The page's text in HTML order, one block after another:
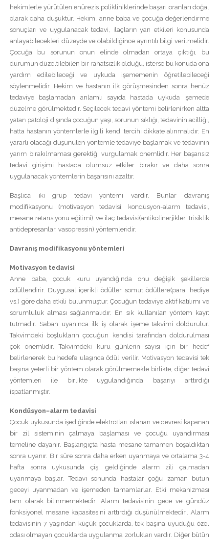
hekimlerle yürütülen enürezis polikliniklerinde başarı oranları doğal
olarak daha düşüktür. Hekim, anne baba ve çocuğa değerlendirme
sonuçları ve uygulanacak tedavi, ilaçların yan etkileri konusunda
anlayabilecekleri düzeyde ve olabildiğince ayrıntılı bilgi verilmelidir.
Çocuğa bu sorunun onun elinde olmadan ortaya çıktığı, bu
durumun düzeltilebilen bir rahatsızlık olduğu, isterse bu konuda ona
yardım edilebileceği ve uykuda işememenin öğretilebileceği
söylenmelidir. Hekim ve hastanın ilk görüşmesinden sonra henüz
tedaviye başlamadan anlamlı sayıda hastada uykuda işemede
düzelme görülmektedir. Seçilecek tedavi yöntemi belirlenirken altta
yatan patoloji dışında çocuğun yaşı, sorunun sıklığı, tedavinin acilliği,
hatta hastanın yöntemlerle ilgili kendi tercihi dikkate alınmalıdır. En
yararlı olacağı düşünülen yöntemle tedaviye başlamak ve tedavinin
yarım bırakılmaması gerektiği vurgulamak önemlidir. Her başarısız
tedavi girişimi hastada olumsuz etkiler bırakır ve daha sonra
uygulanacak yöntemlerin başarısını azaltır.
Başlıca iki grup tedavi yöntemi vardır. Bunlar davranış
modifikasyonu (motivasyon tedavisi, kondüsyon-alarm tedavisi,
mesane retansiyonu eğitimi) ve ilaç tedavisi(antikolinerjikler, trisiklik
antidepresanlar, vasopressin) yöntemleridir.
Davranış modifikasyonu yöntemleri
Motivasyon tedavisi
Anne baba, çocuk kuru uyandığında onu değişik şekillerde
ödüllendirir. Duygusal içerikli ödüller somut ödüllere(para, hediye
vs.) göre daha etkili bulunmuştur. Çocuğun tedaviye aktif katılımı ve
sorumluluk alması sağlanmalıdır. En sık kullanılan yöntem kayıt
tutmadır. Sabah uyanınca ilk iş olarak işeme takvimi doldurulur.
Takvimdeki boşlukların çocuğun kendisi tarafından doldurulması
çok önemlidir. Takvimdeki kuru günlerin sayısı için bir hedef
belirlenerek bu hedefe ulaşınca ödül verilir. Motivasyon tedavisi tek
başına yeterli bir yöntem olarak görülmemekle birlikte, diğer tedavi
yöntemleri ile birlikte uygulandığında başarıyı arttırdığı
ispatlanmıştır.
Kondüsyon–alarm tedavisi
Çocuk uykusunda işediğinde elektrotları ıslanan ve devresi kapanan
bir zil sisteminin çalmaya başlaması ve çocuğu uyandırması
temeline dayanır. Başlangıçta hasta mesane tamamen boşaldıktan
sonra uyanır. Bir süre sonra daha erken uyanmaya ve ortalama 3-4
hafta sonra uykusunda çişi geldiğinde alarm zili çalmadan
uyanmaya başlar. Tedavi sonunda hastalar çoğu zaman bütün
geceyi uyanmadan ve işemeden tamamlarlar. Etki mekanizması
tam olarak bilinmemektedir. Alarm tedavisinin gece ve gündüz
fonksiyonel mesane kapasitesini arttırdığı düşünülmektedir.. Alarm
tedavisinin 7 yaşından küçük çocuklarda, tek başına uyuduğu özel
odası olmayan çocuklarda uygulanma zorlukları vardır. Diğer bütün